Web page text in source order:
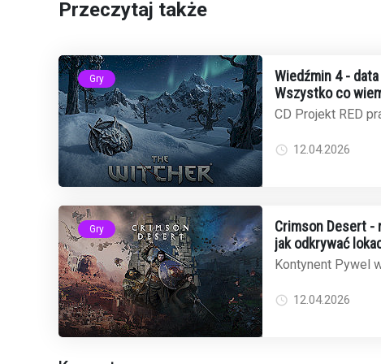
Przeczytaj także
Gry
Wiedźmin 4 -
Wszystko co
CD Projekt RED
to obraz gry p...
12.04.2026
Gry
Crimson Desert -
jak odkrywać
Kontynent Pywel
100 kilometrów
12.04.2026